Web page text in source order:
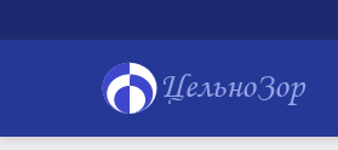
ЦельноЗор